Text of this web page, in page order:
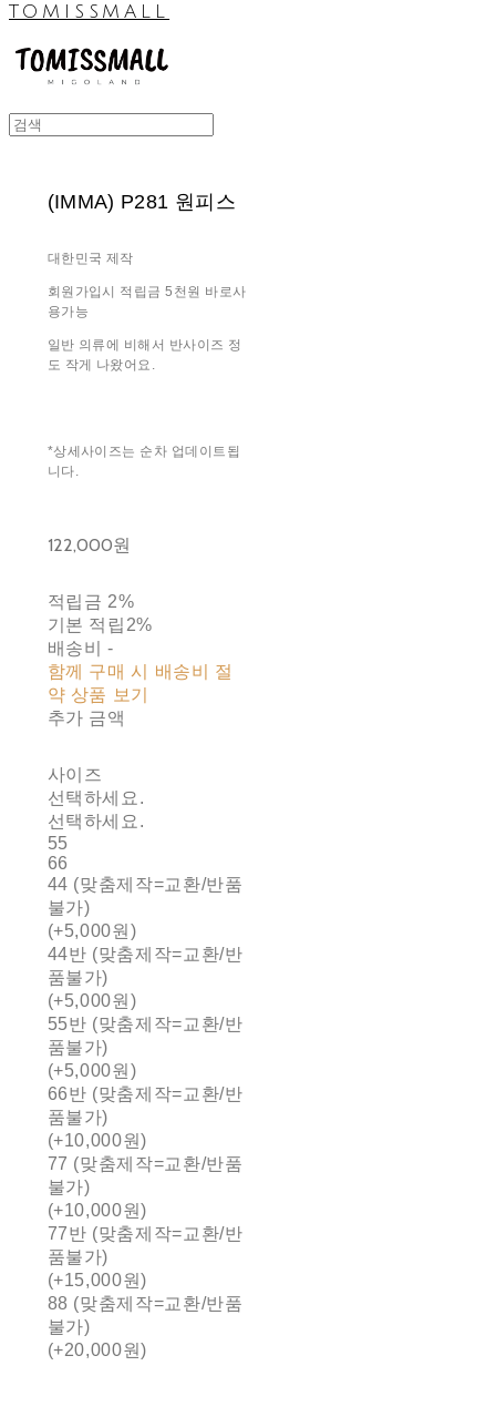
TOMISSMALL
(IMMA) P281 원피스
대한민국 제작
회원가입시 적립금 5천원 바로사
용가능
일반 의류에 비해서 반사이즈 정
도 작게 나왔어요.
*상세사이즈는 순차 업데이트됩
니다.
122,000원
적립금 2%
기본 적립 2%
배송비-
함께 구매 시 배송비 절
약 상품 보기
추가 금액
사이즈
선택하세요.
선택하세요.
55
66
44 (맞춤제작=교환/반품
불가)
(+5,000원)
44반 (맞춤제작=교환/반
품불가)
(+5,000원)
55반 (맞춤제작=교환/반
품불가)
(+5,000원)
66반 (맞춤제작=교환/반
품불가)
(+10,000원)
77 (맞춤제작=교환/반품
불가)
(+10,000원)
77반 (맞춤제작=교환/반
품불가)
(+15,000원)
88 (맞춤제작=교환/반품
불가)
(+20,000원)